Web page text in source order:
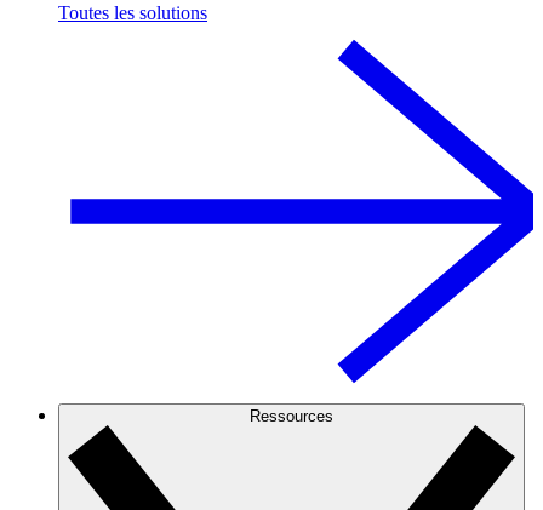
Toutes les solutions
Ressources